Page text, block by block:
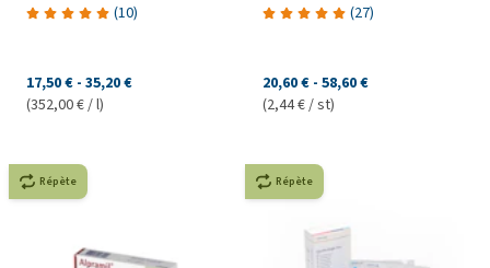
(10)
17,50 € - 35,20 €
(352,00 € / l)
(27)
20,60 € - 58,60 €
(2,44 € / st)
Répète Répète